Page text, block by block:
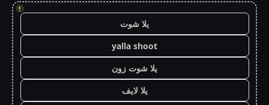
!
يلا شوت
yalla shoot
يلا شوت زون
يلا لايف